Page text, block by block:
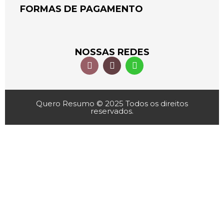
FORMAS DE PAGAMENTO
NOSSAS REDES
Quero Resumo © 2025 Todos os direitos
reservados.